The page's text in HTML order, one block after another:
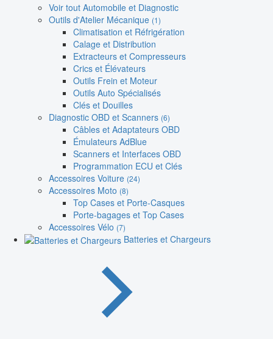
Voir tout Automobile et Diagnostic
Outils d'Atelier Mécanique (1)
Climatisation et Réfrigération
Calage et Distribution
Extracteurs et Compresseurs
Crics et Élévateurs
Outils Frein et Moteur
Outils Auto Spécialisés
Clés et Douilles
Diagnostic OBD et Scanners (6)
Câbles et Adaptateurs OBD
Émulateurs AdBlue
Scanners et Interfaces OBD
Programmation ECU et Clés
Accessoires Voiture (24)
Accessoires Moto (8)
Top Cases et Porte-Casques
Porte-bagages et Top Cases
Accessoires Vélo (7)
Batteries et Chargeurs